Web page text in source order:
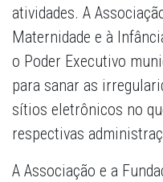
atividades. A
Maternidade e à
o Poder Executivo
para sanar as
sítios eletrônicos no
respectivas
A Associação e a